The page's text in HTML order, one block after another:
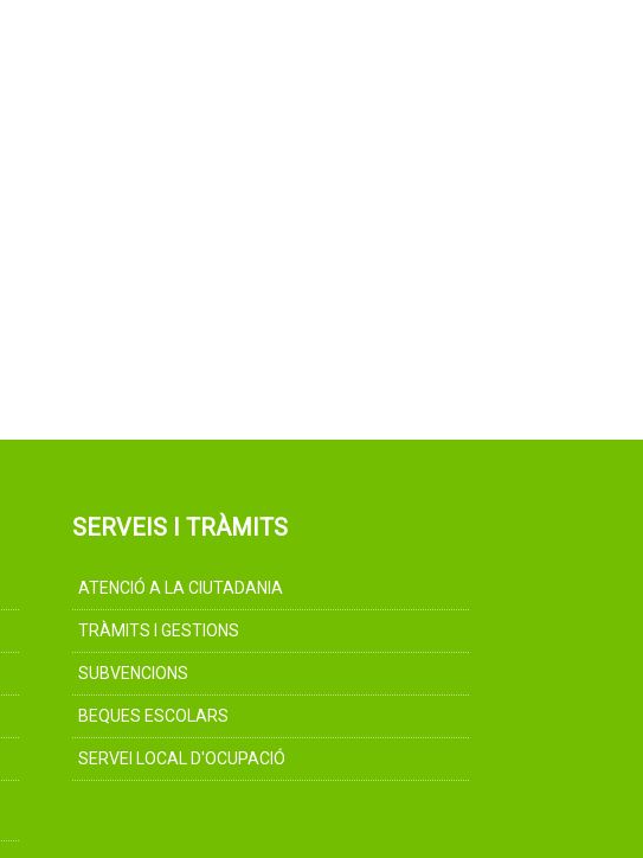
SERVEIS I TRÀMITS
ATENCIÓ A LA CIUTADANIA
TRÀMITS I GESTIONS
SUBVENCIONS
BEQUES ESCOLARS
SERVEI LOCAL D'OCUPACIÓ